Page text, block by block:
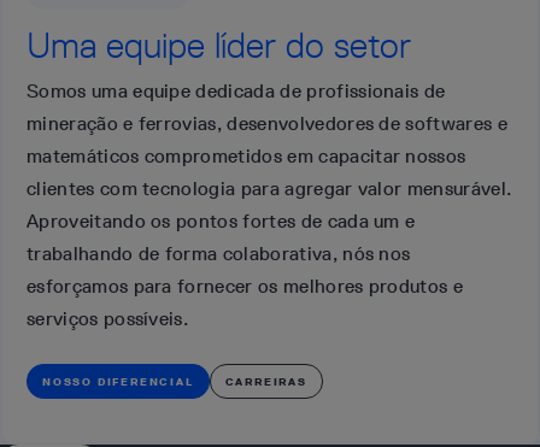
Uma equipe líder do setor
Somos uma equipe dedicada de profissionais de
mineração e ferrovias, desenvolvedores de softwares e
matemáticos comprometidos em capacitar nossos
clientes com tecnologia para agregar valor mensurável.
Aproveitando os pontos fortes de cada um e
trabalhando de forma colaborativa, nós nos
esforçamos para fornecer os melhores produtos e
serviços possíveis.
NOSSO DIFERENCIAL CARREIRAS